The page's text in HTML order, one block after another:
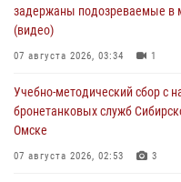
задержаны подозреваемые в
(видео)
07 августа 2026, 03:34 1
Учебно-методический сбор с
бронетанковых служб
Омске
07 августа 2026, 02:53 3